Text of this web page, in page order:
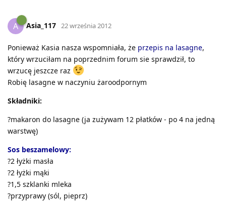
A Asia_117 22 września 2012
Ponieważ Kasia nasza wspomniała, że przepis na lasagne,
który wrzuciłam na poprzednim forum sie sprawdził, to
wrzucę jeszcze raz
Robię lasagne w naczyniu żaroodpornym
Składniki:
?makaron do lasagne (ja zużywam 12 płatków - po 4 na jedną
warstwę)
Sos beszamelowy:
?2 łyżki masła
?2 łyżki mąki
?1,5 szklanki mleka
?przyprawy (sól, pieprz)